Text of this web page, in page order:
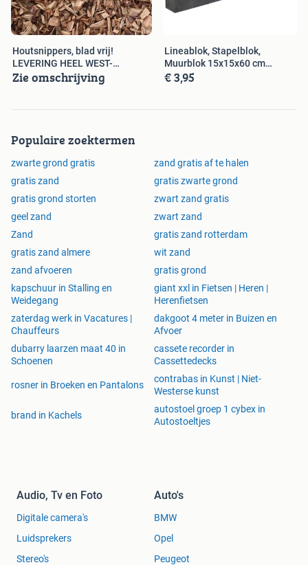
- Douglas/Vuren/Tuinhout/Hardhout/Robinia/Nobifix
(ruime voorraad!)
- Schuttingen, Vlonders, Pergola's
- Containerservice 1, 2.5, 3, 7, 12, 20 en 30 m3, alle
afvalstromen
- Schroefwaren en ijzerwaren
Etc. etc.
WestBrabantTuinmaterialen | Verschuren Groep B.V.
Galgestraat 2
4731 SJ Oudenbosch
085-0475990
Info@westbrabanttuinmaterialen.nl
Bestel eenvoudig via onze webshop:
Houtsnippers, blad vrij!
LEVERING HEEL WEST-
BRABANT!
Zie omschrijving
Lineablok, Stapelblok,
Muurblok 15x15x60 cm
SCHERP GEPRIJSD
€ 3,95
Populaire zoektermen
zwarte grond gratis
zand gratis af te halen
gratis zand
gratis zwarte grond
gratis grond storten
zwart zand gratis
geel zand
zwart zand
Zand
gratis zand rotterdam
gratis zand almere
wit zand
zand afvoeren
gratis grond
kapschuur in Stalling en
Weidegang
giant xxl in Fietsen | Heren |
Herenfietsen
zaterdag werk in Vacatures |
Chauffeurs
dakgoot 4 meter in Buizen en
Afvoer
dubarry laarzen maat 40 in
Schoenen
cassete recorder in
Cassettedecks
rosner in Broeken en Pantalons
contrabas in Kunst | Niet-
Westerse kunst
brand in Kachels
autostoel groep 1 cybex in
Autostoeltjes
Audio, Tv en Foto
Digitale camera's
Luidsprekers
Stereo's
Auto's
BMW
Opel
Peugeot